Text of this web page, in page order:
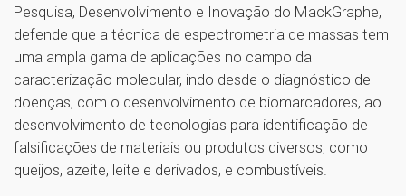
Pesquisa, Desenvolvimento e Inovação do MackGraphe,
defende que a técnica de espectrometria de massas tem
uma ampla gama de aplicações no campo da
caracterização molecular, indo desde o diagnóstico de
doenças, com o desenvolvimento de biomarcadores, ao
desenvolvimento de tecnologias para identificação de
falsificações de materiais ou produtos diversos, como
queijos, azeite, leite e derivados, e combustíveis.